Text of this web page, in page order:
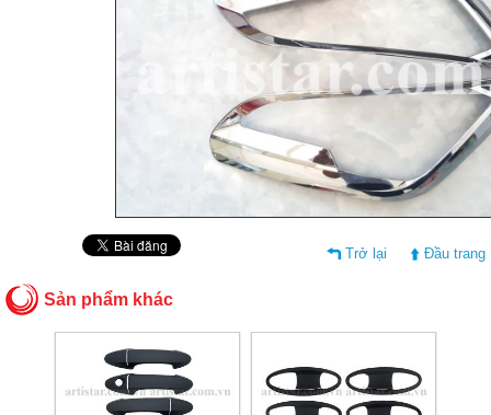
Trở lại Đầu trang
Sản phẩm khác